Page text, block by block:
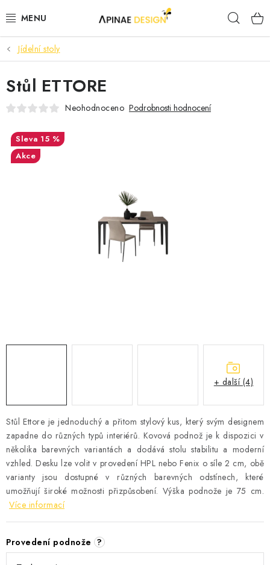
na
PRODUKTY
AKCE
KANCELÁŘSKÝ NÁBYTEK
KONTAKTY
Jídelní stoly
Stůl Ettore je jednoduchý a přitom stylový kus, který svým designem
zapadne do různých typů interiérů. Kovová podnož je k dispozici v
několika barevných variantách a dodává stolu stabilitu a moderní
vzhled. Desku lze volit v provedení HPL nebo Fenix o síle 2 cm, obě
varianty jsou dostupné v různých barevných odstínech, které
umožňují široké možnosti přizpůsobení. Výška podnože je 75 cm.
Více informací
Provedení podnože ?
Stůl ETTORE
Neohodnoceno Podrobnosti hodnocení
15 %
Akce
+ další (4)